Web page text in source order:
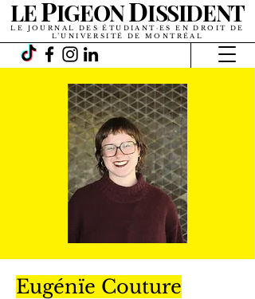
LEPIGEONDISSIDENT
LE JOURNAL DES ÉTUDIANT·ES EN DROIT DE
L’UNIVERSITÉ DE MONTRÉAL
Eugénïe Couture